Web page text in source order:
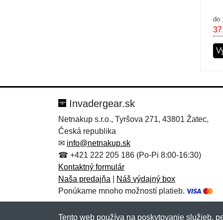
do
Invadergear.sk
Netnakup s.r.o., Tyršova 271, 43801 Žatec,
Česká republika
✉ info@netnakup.sk
☎ +421 222 205 186 (Po-Pi 8:00-16:30)
Kontaktný formulár
Naša predajňa
Náš výdajný box
Ponúkame mnoho možností platieb.
Tento web používa na poskytovanie služieb,